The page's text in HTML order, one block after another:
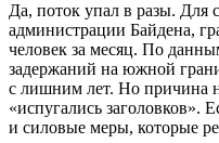
Да, поток упал в разы. Для
администрации Байдена,
человек за месяц. По
задержаний на южной
с лишним лет. Но причина
«испугались заголовков».
и силовые меры, которые